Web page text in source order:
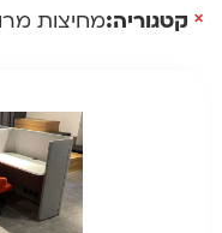
קטגוריה:מחיצות ×